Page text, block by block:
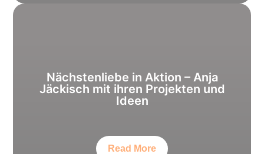
Nächstenliebe in Aktion – Anja
Jäckisch mit ihren Projekten und
Ideen
Read More